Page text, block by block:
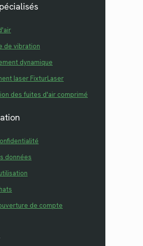
de vibration
dynamique
laser FixturLaser
des fuites d'air comprimé
données
de compte